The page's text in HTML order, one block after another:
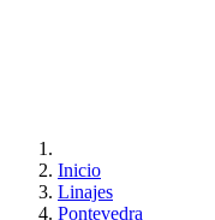
Inicio
Linajes
Pontevedra